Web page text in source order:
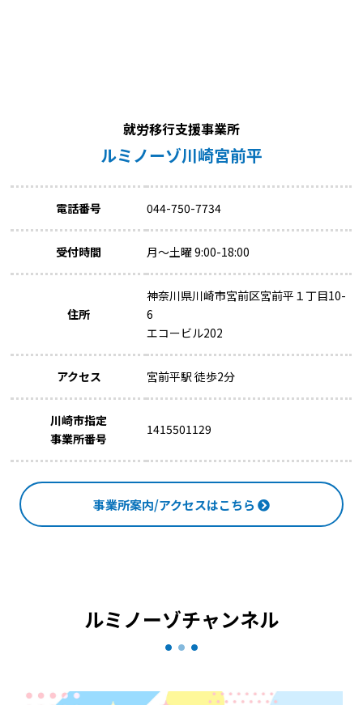
就労移行支援事業所
ルミノーゾ川崎宮前平
電話番号 044-750-7734
受付時間 月～土曜 9:00-18:00
住所
神奈川県川崎市宮前区宮前平１丁目10-
6
エコービル202
アクセス 宮前平駅 徒歩2分
川崎市指定
事業所番号
1415501129
事業所案内/アクセスはこちら
ルミノーゾチャンネル